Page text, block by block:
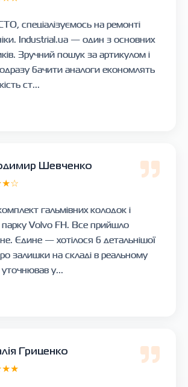
спеціалізуємось на ремонті
Industrial.ua — один з основних
Зручний пошук за артикулом і
бачити аналоги економлять
ст...
Шевченко
гальмівних колодок і
парку Volvo FH. Все прийшло
Єдине — хотілося б детальнішої
залишки на складі в реальному
уточнював у...
Гриценко